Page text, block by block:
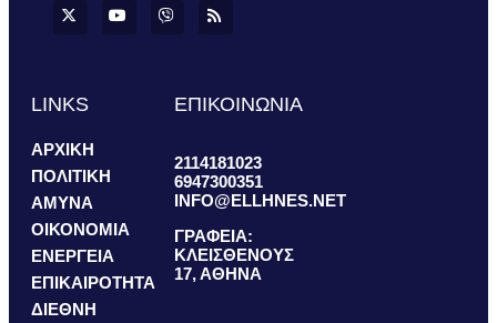
LINKS
ΑΡΧΙΚΗ
ΠΟΛΙΤΙΚΗ
ΑΜΥΝΑ
ΟΙΚΟΝΟΜΙΑ
ΕΝΕΡΓΕΙΑ
ΕΠΙΚΑΙΡΟΤΗΤΑ
ΔΙΕΘΝΗ
ΕΠΙΚΟΙΝΩΝΙΑ
2114181023
6947300351
INFO@ELLHNES.NET
ΓΡΑΦΕΙΑ:
ΚΛΕΙΣΘΕΝΟΥΣ
17, ΑΘΗΝΑ